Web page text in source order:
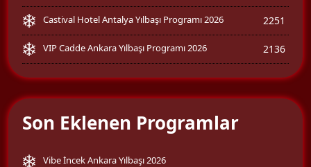
Castival Hotel Antalya Yılbaşı Programı 2026 2251
VIP Cadde Ankara Yılbaşı Programı 2026 2136
Son Eklenen Programlar
Vibe İncek Ankara Yılbaşı 2026